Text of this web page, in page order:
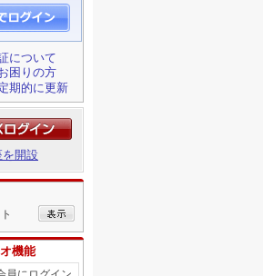
について
困りの方
期的に更新
開設
機能